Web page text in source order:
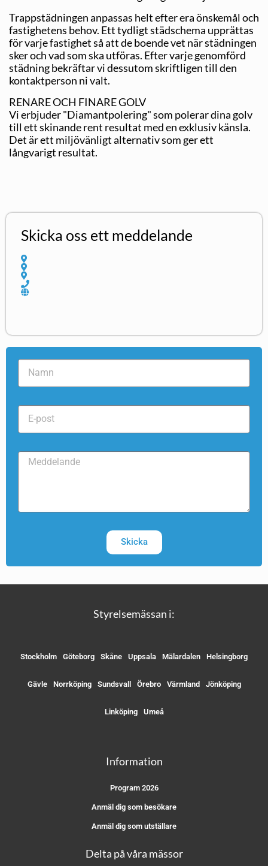
Trappstädningen anpassas helt efter era önskemål och
fastighetens behov. Ett tydligt städschema upprättas
för varje fastighet så att de boende vet när städningen
sker och vad som ska utföras. Efter varje genomförd
städning bekräftar vi dessutom skriftligen till den
kontaktperson ni valt.
RENARE OCH FINARE GOLV
Vi erbjuder "Diamantpolering" som polerar dina golv
till ett skinande rent resultat med en exklusiv känsla.
Det är ett miljövänligt alternativ som ger ett
långvarigt resultat.
Skicka oss ett meddelande
Skicka
Styrelsemässan i:
Stockholm Göteborg Skåne Uppsala Mälardalen Helsingborg
Gävle Norrköping Sundsvall Örebro Värmland Jönköping
Linköping Umeå
Information
Program 2026
Anmäl dig som besökare
Anmäl dig som utställare
Delta på våra mässor